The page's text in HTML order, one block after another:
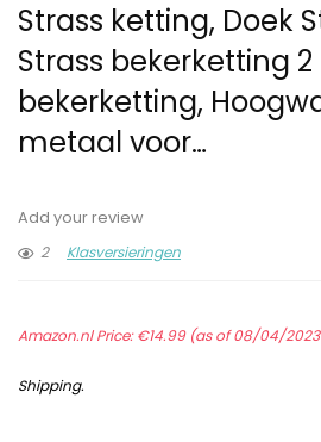
Strass ketting, Doek
Strass bekerketting
bekerketting,
metaal voor…
Add your review
2
Klasversieringen
Amazon.nl Price:€14.99(as of 08/04/2023
Shipping.